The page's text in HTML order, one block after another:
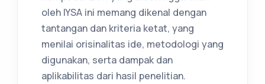
oleh IYSA ini memang dikenal dengan
tantangan dan kriteria ketat, yang
menilai orisinalitas ide, metodologi yang
digunakan, serta dampak dan
aplikabilitas dari hasil penelitian.